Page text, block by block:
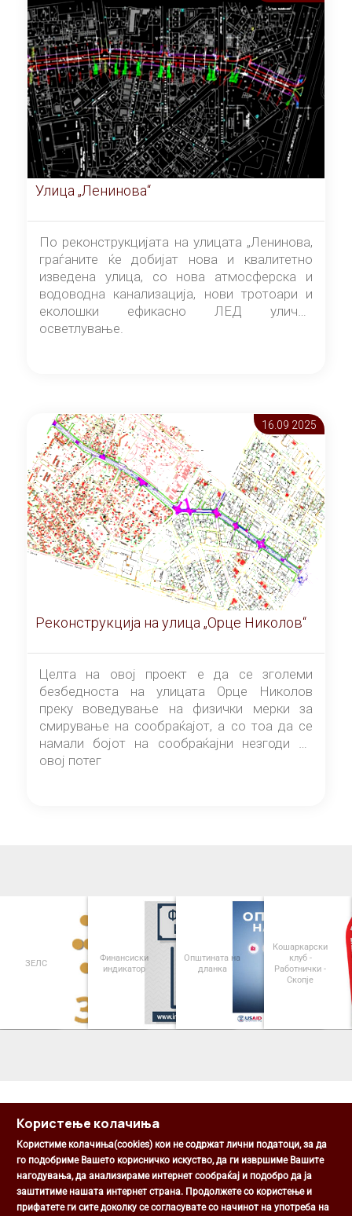
Улица „Ленинова“
По реконструкцијата на улицата „Ленинова,
граѓаните ќе добијат нова и квалитетно
изведена улица, со нова атмосферска и
водоводна канализација, нови тротоари и
еколошки ефикасно ЛЕД улично
осветлување.
16.09 2025
Реконструкција на улица „Орце Николов“
Целта на овој проект е да се зголеми
безбедноста на улицата Орце Николов
преку воведување на физички мерки за
смирување на сообраќајот, а со тоа да се
намали бојот на сообраќајни незгоди на
овој потег
ЗЕЛС
Финансиски
индикатор
Општината на
дланка
Кошаркарски
клуб -
Работнички -
Скопје
Општина Центар
Михаил Цоков бр. 1, Скопје
Користење колачиња
Користиме колачиња(cookies) кои не содржат лични податоци, за да
го подобриме Вашето корисничко искуство, да ги извршиме Вашите
нагодувања, да анализираме интернет сообраќај и подобро да ја
заштитиме нашата интернет страна. Продолжете со користење и
прифатете ги сите доколку се согласувате со начинот на употреба на